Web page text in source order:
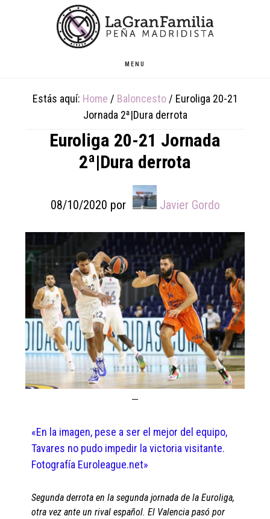
MENU
Estás aquí: Home / Baloncesto / Euroliga 20-21
Jornada 2ª|Dura derrota
Euroliga 20-21 Jornada
2ª|Dura derrota
08/10/2020 por Javier Gordo
«En la imagen, pese a ser el mejor del equipo,
Tavares no pudo impedir la victoria visitante.
Fotografía Euroleague.net»
Segunda derrota en la segunda jornada de la Euroliga,
otra vez ante un rival español. El Valencia pasó por